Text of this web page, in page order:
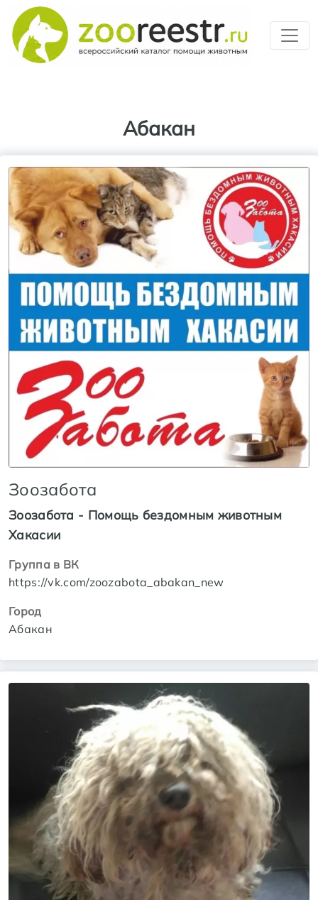
Абакан
Зоозабота
Зоозабота - Помощь бездомным животным
Хакасии
Группа в ВК
https://vk.com/zoozabota_abakan_new
Город
Абакан